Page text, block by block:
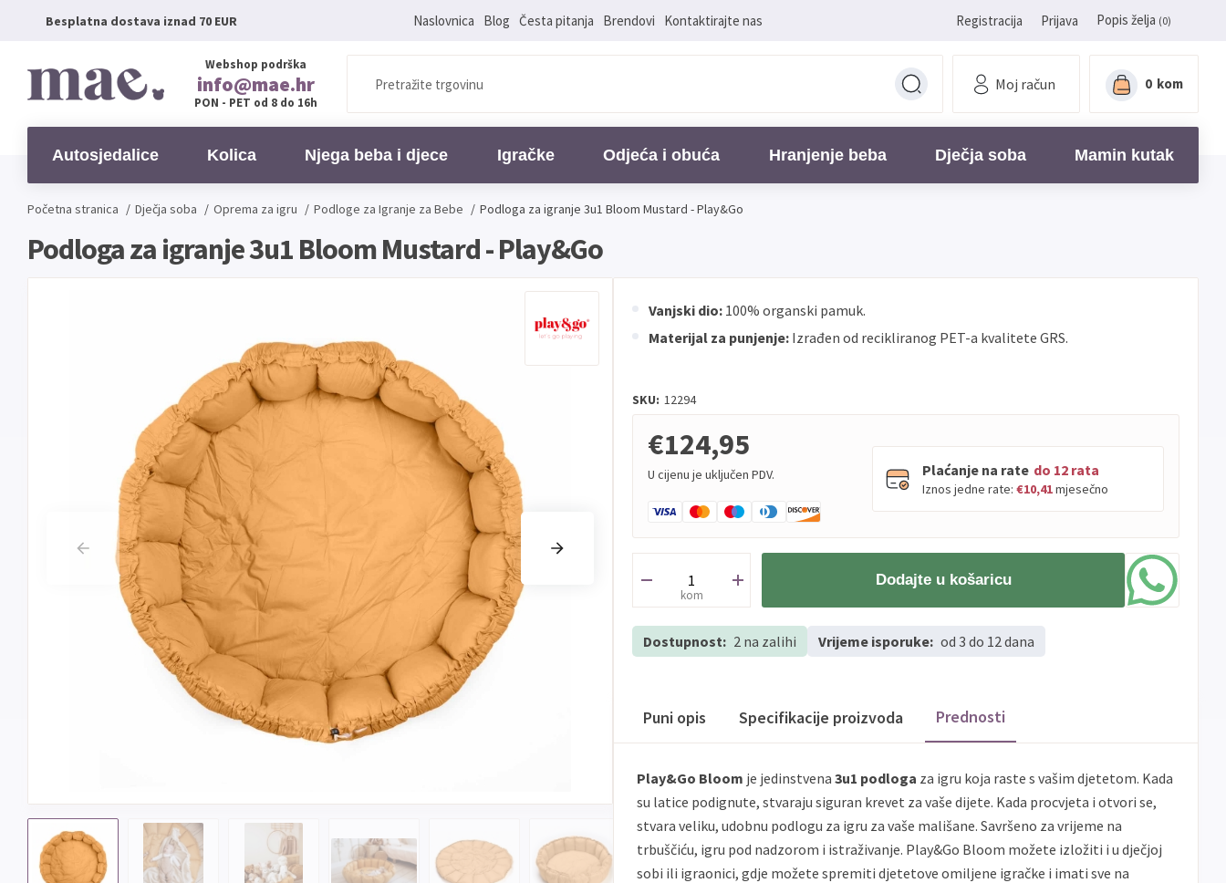
Besplatna dostava iznad 70 EUR Naslovnica Blog Česta pitanja Brendovi Kontaktirajte nas Registracija Prijava Popis želja (0)
Webshop podrška
info@mae.hr
PON - PET od 8 do 16h
Moj račun 0 kom
Autosjedalice Kolica Njega beba i djece Igračke Odjeća i obuća Hranjenje beba Dječja soba Mamin kutak
Početna stranica / Dječja soba / Oprema za igru / Podloge za Igranje za Bebe / Podloga za igranje 3u1 Bloom Mustard - Play&Go
Podloga za igranje 3u1 Bloom Mustard - Play&Go
Vanjski dio: 100% organski pamuk.
Materijal za punjenje: Izrađen od recikliranog PET-a kvalitete GRS.
SKU: 12294
€124,95
U cijenu je uključen PDV. Plaćanje na rate do 12 rata
Iznos jedne rate: €10,41mjesečno
PBZ Visa do12rata
PBZ
Visa
rata
Erste
Maestro
banke
Master Jednokratno
Sve
banke
Jednokratno
ECC Discover Jednokratno
kom
Dodajte u košaricu
Dostupnost: 2 na zalihi Vrijeme isporuke: od 3 do 12 dana
Puni opis Specifikacije proizvoda Prednosti
Play&Go Bloom je jedinstvena 3u1 podloga za igru ​​koja raste s vašim djetetom. Kada
su latice podignute, stvaraju siguran krevet za vaše dijete. Kada procvjeta i otvori se,
stvara veliku, udobnu podlogu za igru ​​za vaše mališane. Savršeno za vrijeme na
trbuščiću, igru ​​pod nadzorom i istraživanje. Play&Go Bloom možete izložiti i u dječjoj
sobi ili igraonici, gdje možete spremiti djetetove omiljene igračke i imati sve na